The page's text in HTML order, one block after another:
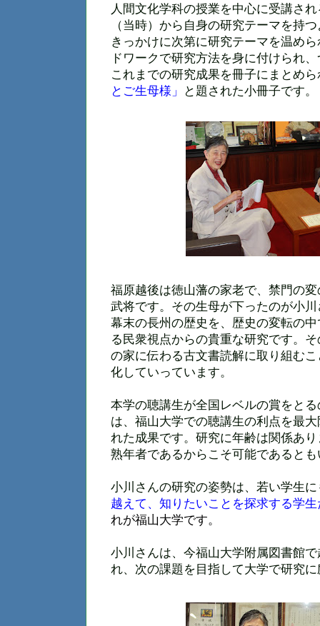
人間文化学科の授業を中心に受講さ
（当時）から自身の研究テーマを持
きっかけに次第に研究テーマを温め
ドワークで研究方法を身に付けられ
これまでの研究成果を冊子にまとめ
とご生母様」
と題された小冊子です。
福原越後は徳山藩の家老で、禁門の
武将です。その生母が下ったのが小
幕末の長州の歴史を、歴史の変転の
る民衆視点からの貴重な研究です。
の家に伝わる古文書読解に取り組む
化していっています。
本学の聴講生が全国レベルの賞をと
は、福山大学での聴講生の利点を最
れた成果です。研究に年齢は関係あ
熟年者であるからこそ可能であると
小川さんの研究の姿勢は、若い学生
越えて、知りたいことを探求する学
れが福山大学です。
小川さんは、今福山大学附属図書館
れ、次の課題を目指して大学で研究